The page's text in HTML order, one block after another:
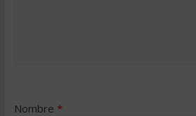
Nombre *